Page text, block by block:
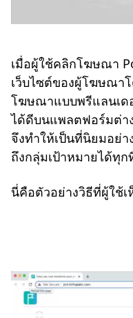
เมื่อผู้ใช้คลิกโฆษณา
เว็บไซต์ของผู้โฆษณา
โฆษณาแบบพรีแลนเด
ได้ดีบนแพลตฟอร์มต่า
จึงทำให้เป็นที่นิยมอย่
ถึงกลุ่มเป้าหมายได้ทุก
นี่คือตัวอย่างวิธีที่ผู้ใช้